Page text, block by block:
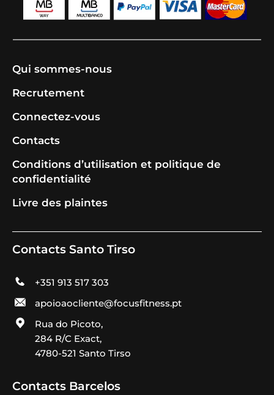
Qui sommes-nous
Recrutement
Connectez-vous
Contacts
Conditions d’utilisation et politique de
confidentialité
Livre des plaintes
Contacts Santo Tirso
+351 913 517 303
apoioaocliente@focusfitness.pt
Rua do Picoto,
284 R/C Exact,
4780-521 Santo Tirso
Contacts Barcelos